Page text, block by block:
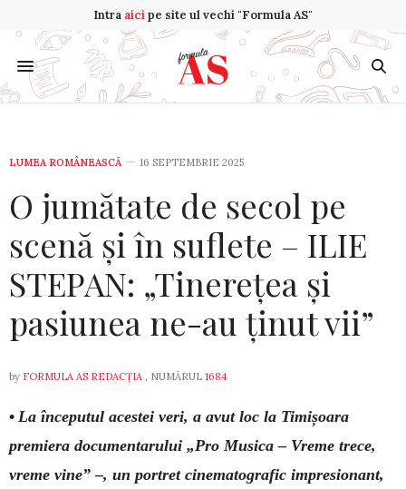
Intra aicipe site ul vechi "Formula AS"
LUMEA ROMÂNEASCĂ 16 SEPTEMBRIE 2025
O jumătate de secol pe
scenă și în suflete – ILIE
STEPAN: „Tinerețea și
pasiunea ne-au ținut vii”
by FORMULA AS REDACȚIA , NUMĂRUL 1684
• La începutul acestei veri, a avut loc la Timișoara
premiera documentarului „Pro Musica – Vreme trece,
vreme vine” –, un portret cinematografic impresionant,